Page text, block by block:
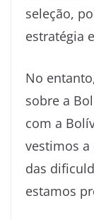
seleção,
estratégia
No
sobre a
com a
vestimos a
das
estamos